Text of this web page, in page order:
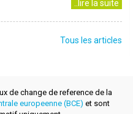
..lire la suite
Tous les articles
de change de reference de la
europeenne (BCE) et sont